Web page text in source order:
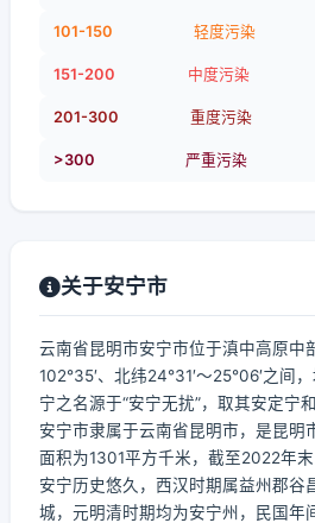
101-150 轻度污染
151-200 中度污染
201-300 重度污染
>300 严重污染
关于安宁市
云南省昆明市安宁市位于滇中高原中
102°35′、北纬24°31′～25°06′之间
宁之名源于“安宁无扰”，取其安定宁和
安宁市隶属于云南省昆明市，是昆明
面积为1301平方千米，截至2022年
安宁历史悠久，西汉时期属益州郡谷
城，元明清时期均为安宁州，民国年